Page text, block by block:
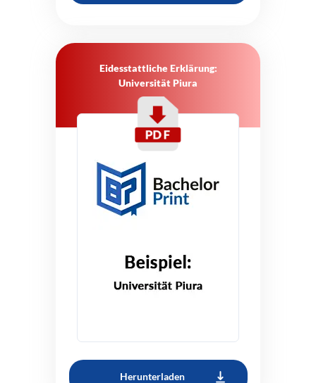
Eidesstattliche Erklärung:
Universität Piura
Herunterladen